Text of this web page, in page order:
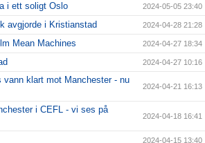
i ett soligt Oslo 2024-05-05 23:40
avgjorde i Kristianstad 2024-04-28 21:28
Mean Machines 2024-04-27 18:34
2024-04-27 10:16
vann klart mot Manchester - nu
2024-04-21 16:13
i CEFL - vi ses på
2024-04-18 16:41
2024-04-15 13:40